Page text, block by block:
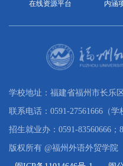
在线资源平台 内涵
学校地址：福建省福州市长乐
联系电话：0591-27561666（学
招生就业办：0591-83560666；
版权所有 @福州外语外贸学院